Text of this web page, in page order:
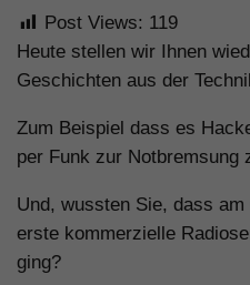
Post Views: 119
Heute stellen wir Ihnen
Geschichten aus der
Zum Beispiel dass es
per Funk zur Notbremsung
Und, wussten Sie, dass
erste kommerzielle
ging?